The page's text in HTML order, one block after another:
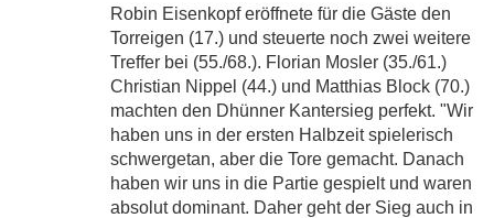
Robin Eisenkopf eröffnete für die Gäste den
Torreigen (17.) und steuerte noch zwei weitere
Treffer bei (55./68.). Florian Mosler (35./61.)
Christian Nippel (44.) und Matthias Block (70.)
machten den Dhünner Kantersieg perfekt. "Wir
haben uns in der ersten Halbzeit spielerisch
schwergetan, aber die Tore gemacht. Danach
haben wir uns in die Partie gespielt und waren
absolut dominant. Daher geht der Sieg auch in